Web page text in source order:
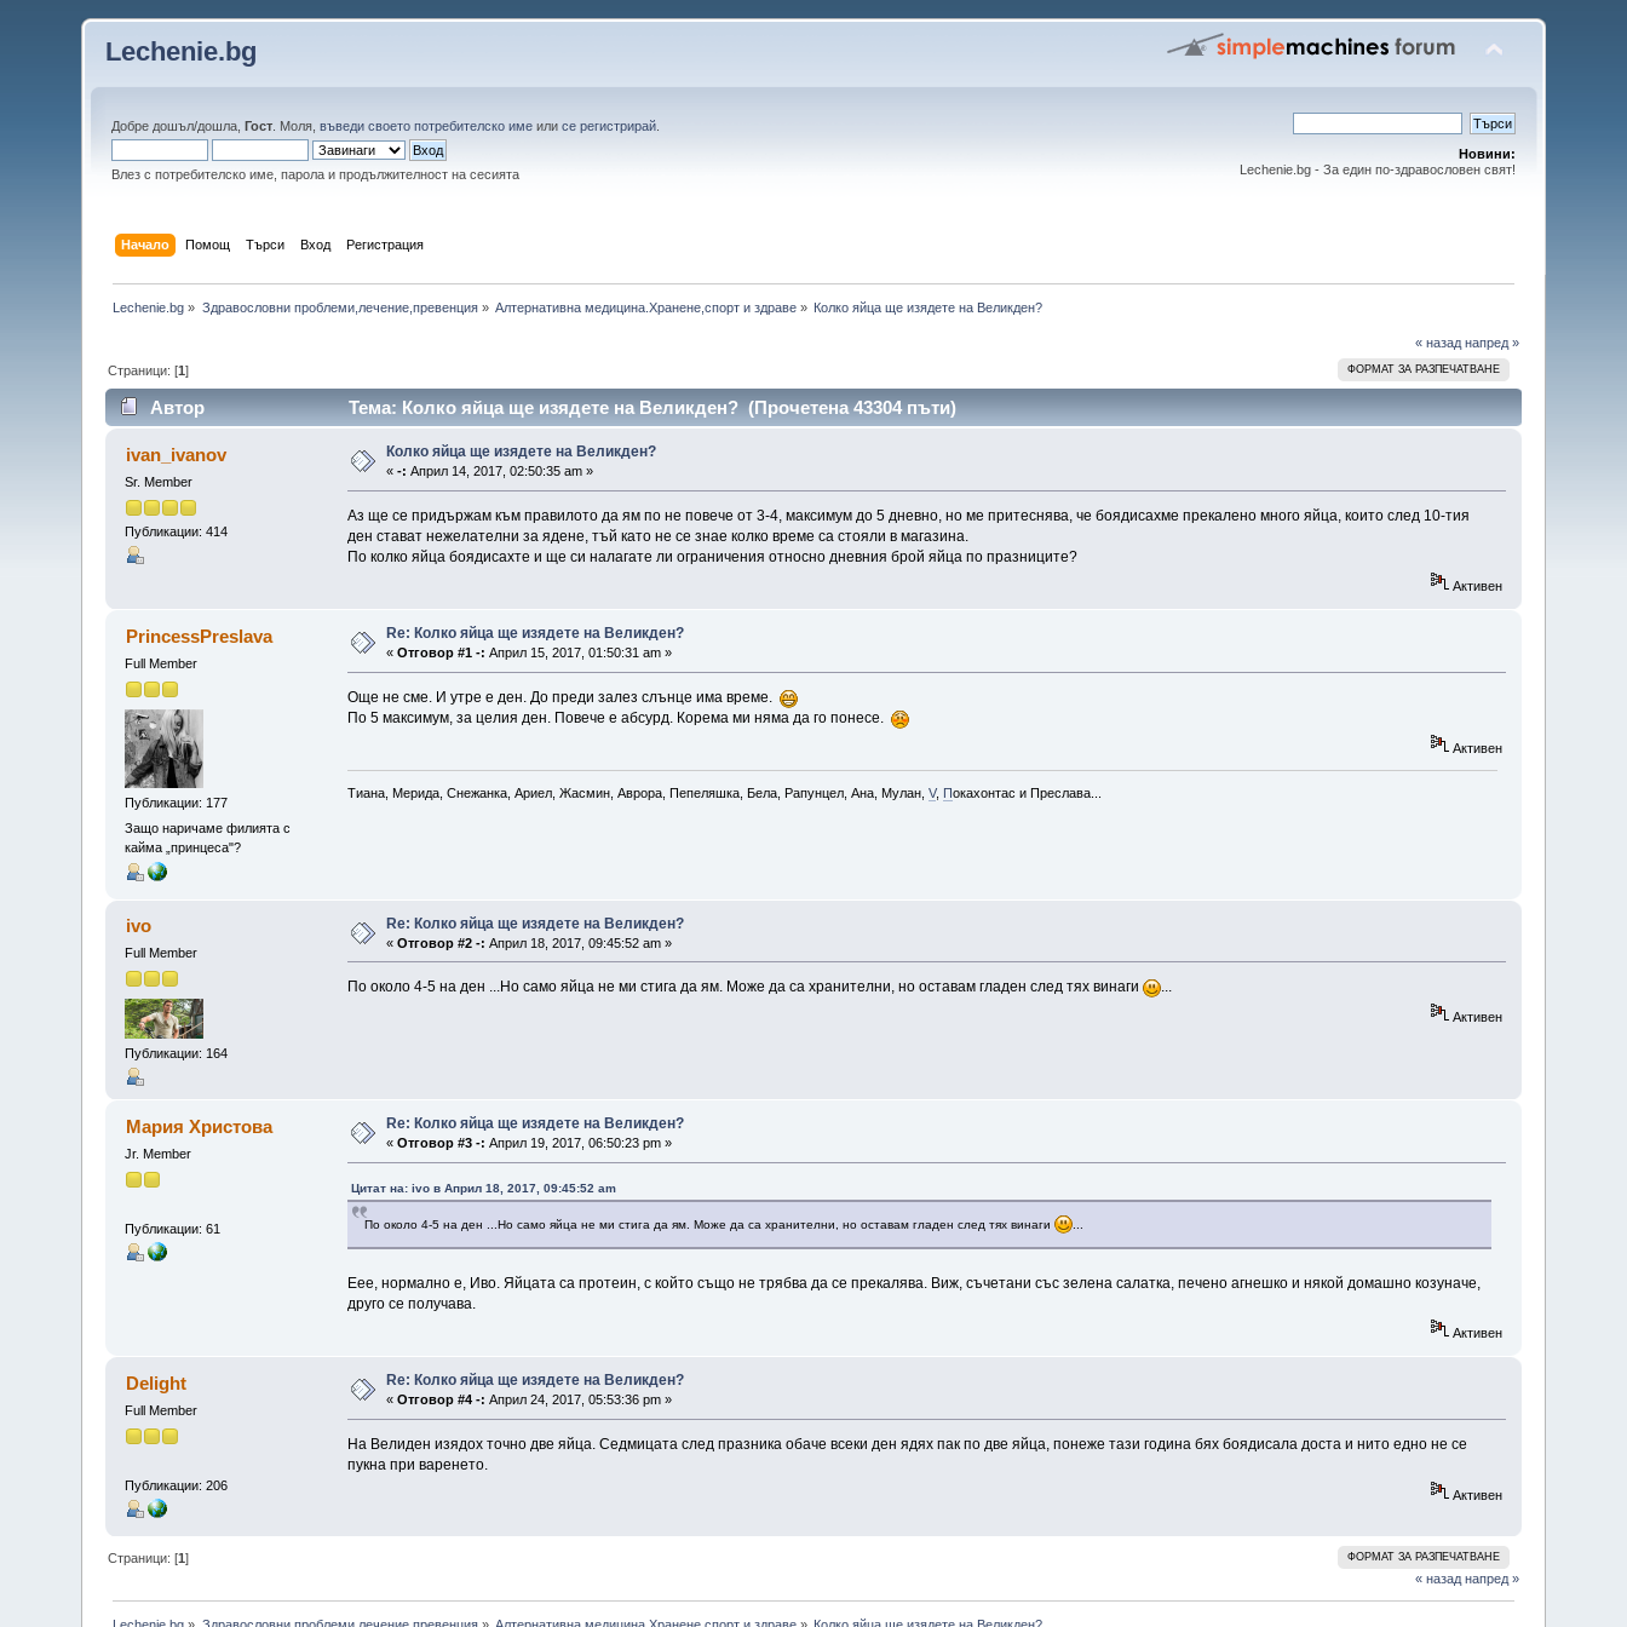
Lechenie.bg
Добре дошъл/дошла,Гост . Моля,въведи своето потребителско име илисе регистрирай
Влез с потребителско име, парола и продължителност на сесията
Новини:
Lechenie.bg - За един по-здравословен свят!
Начало Помощ Търси Вход Регистрация
Lechenie.bg » Здравословни проблеми,лечение,превенция» Алтернативна медицина.Хранене,спорт и здраве » Колко яйца ще изядете на Великден?
« назад напред »
ФОРМАТ ЗА РАЗПЕЧАТВАНЕ
Страници: [1]
Автор Тема: Колко яйца ще изядете на Великден? (Прочетена 43304 пъти)
ivan_ivanov
Sr. Member
Публикации: 414
Колко яйца ще изядете на Великден?
«-: Април 14, 2017, 02:50:35 am »
Аз ще се придържам към правилото да ям по не повече от 3-4, максимум до 5 дневно, но ме притеснява, че боядисахме прекалено много яйца, които след 10-тия
ден стават нежелателни за ядене, тъй като не се знае колко време са стояли в магазина.
По колко яйца боядисахте и ще си налагате ли ограничения относно дневния брой яйца по празниците?
Активен
PrincessPreslava
Full Member
Публикации: 177
Защо наричаме филията с
кайма „принцеса"?
Re: Колко яйца ще изядете на Великден?
«Отговор #1 -: Април 15, 2017, 01:50:31 am »
Още не сме. И утре е ден. До преди залез слънце има време.
По 5 максимум, за целия ден. Повече е абсурд. Корема ми няма да го понесе.
Активен
Тиана, Мерида, Снежанка, Ариел, Жасмин, Аврора, Пепеляшка, Бела, Рапунцел, Ана, Мулан, V, Покахонтас и Преслава...
ivo
Full Member
Публикации: 164
Re: Колко яйца ще изядете на Великден?
«Отговор #2 -: Април 18, 2017, 09:45:52 am »
По около 4-5 на ден ...Но само яйца не ми стига да ям. Може да са хранителни, но оставам гладен след тях винаги ...
Активен
Мария Христова
Jr. Member
Публикации: 61
Re: Колко яйца ще изядете на Великден?
«Отговор #3 -: Април 19, 2017, 06:50:23 pm »
Цитат на: ivo в Април 18, 2017, 09:45:52 am
По около 4-5 на ден ...Но само яйца не ми стига да ям. Може да са хранителни, но оставам гладен след тях винаги ...
Еее, нормално е, Иво. Яйцата са протеин, с който също не трябва да се прекалява. Виж, съчетани със зелена салатка, печено агнешко и някой домашно козуначе,
друго се получава.
Активен
Delight
Full Member
Публикации: 206
Re: Колко яйца ще изядете на Великден?
«Отговор #4 -: Април 24, 2017, 05:53:36 pm »
На Велиден изядох точно две яйца. Седмицата след празника обаче всеки ден ядях пак по две яйца, понеже тази година бях боядисала доста и нито едно не се
пукна при варенето.
Активен
ФОРМАТ ЗА РАЗПЕЧАТВАНЕ
Страници: [1]
« назад напред »